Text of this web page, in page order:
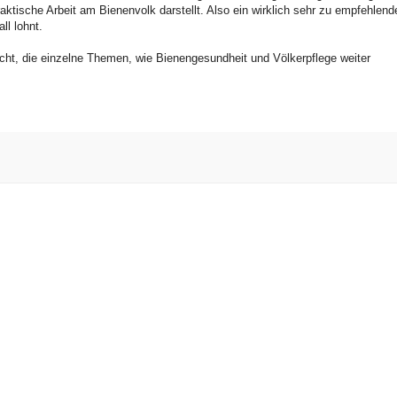
Arbeit am Bienenvolk darstellt. Also ein wirklich sehr zu
lohnt.
die einzelne Themen, wie Bienengesundheit und Völkerpflege weiter